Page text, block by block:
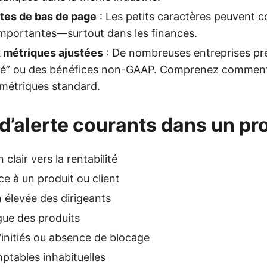
de bas de page : Les petits caractères peuvent
dans les finances.
ajustées : De nombreuses entreprises
ou des bénéfices non-GAAP. Comprenez
standard.
courants dans un
clair vers la rentabilité
à un produit ou client
élevée des dirigeants
des produits
ou absence de blocage
inhabituelles